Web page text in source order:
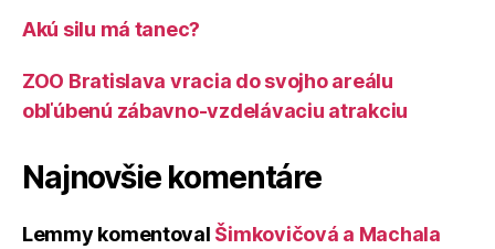
Akú silu má tanec?
ZOO Bratislava vracia do svojho areálu
obľúbenú zábavno-vzdelávaciu atrakciu
Najnovšie komentáre
Lemmy komentoval Šimkovičová a Machala